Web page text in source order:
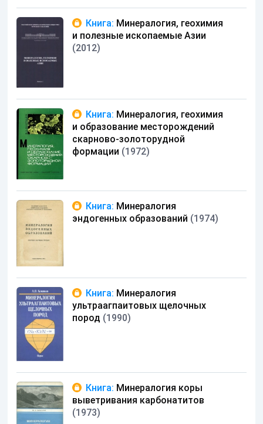
Книга: Минералогия, геохимия
и полезные ископаемые Азии
(2012)
Книга: Минералогия, геохимия
и образование месторождений
скарново-золоторудной
формации (1972)
Книга: Минералогия
эндогенных образований (1974)
Книга: Минералогия
ультраагпаитовых щелочных
пород (1990)
Книга: Минералогия коры
выветривания карбонатитов
(1973)